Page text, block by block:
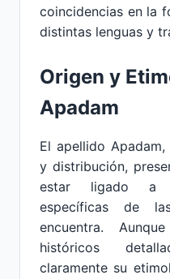
coincidencias en la
distintas lenguas y
Origen y
Apadam
El apellido
y distribución,
estar ligado a
específicas de
encuentra.
históricos
claramente su